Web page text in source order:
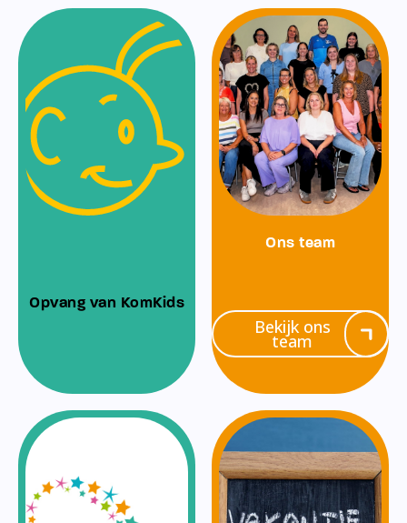
Opvang van KomKids
Ons team
Bekijk ons
team